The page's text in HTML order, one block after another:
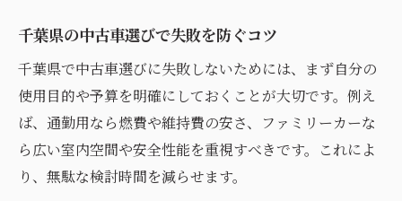
千葉県の中古車選びで失敗を防ぐコツ
千葉県で中古車選びに失敗しないためには、まず自分の
使用目的や予算を明確にしておくことが大切です。例え
ば、通勤用なら燃費や維持費の安さ、ファミリーカーな
ら広い室内空間や安全性能を重視すべきです。これによ
り、無駄な検討時間を減らせます。